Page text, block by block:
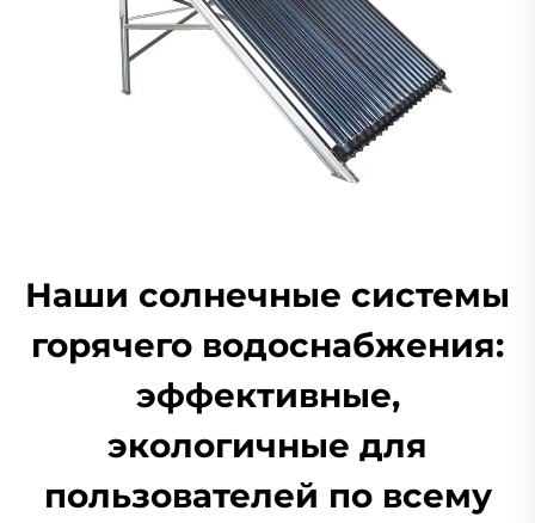
Наши солнечные системы
горячего водоснабжения:
эффективные,
экологичные для
пользователей по всему